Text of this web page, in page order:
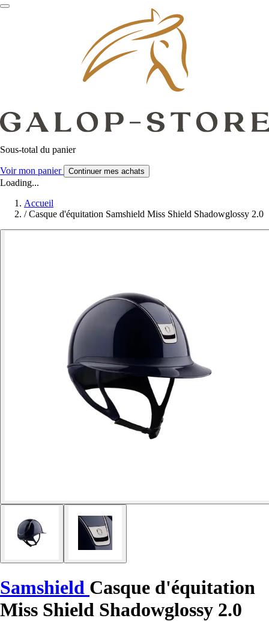
Sous-total du panier
Voir mon panier Continuer mes achats
Loading...
Accueil
/ Casque d'équitation Samshield Miss Shield Shadowglossy 2.0
Samshield Casque d'équitation
Miss Shield Shadowglossy 2.0